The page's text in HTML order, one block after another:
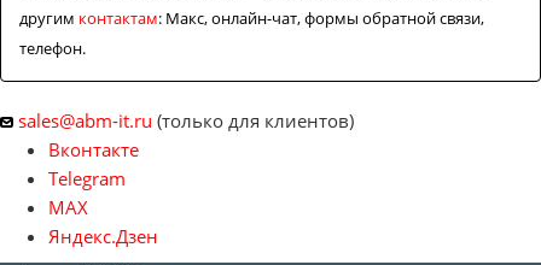
другим контактам: Макс, онлайн-чат, формы обратной связи,
телефон.
sales@abm-it.ru (только для клиентов)
Вконтакте
Telegram
MAX
Яндекс.Дзен